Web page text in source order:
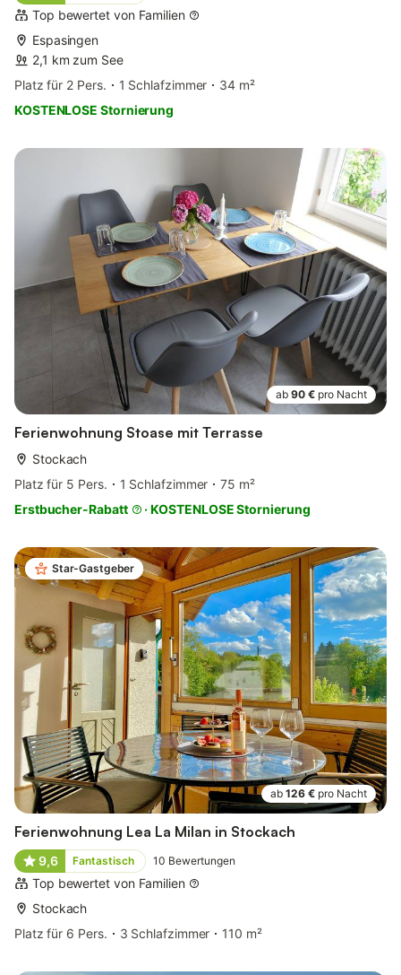
Top bewertet von Familien
Espasingen
2,1 km zum See
Platz für 2 Pers.
1 Schlafzimmer
34 m²
KOSTENLOSE Stornierung
ab 90 € pro Nacht
Ferienwohnung Stoase mit Terrasse
Stockach
Platz für 5 Pers.
1 Schlafzimmer
75 m²
Erstbucher-Rabatt
·KOSTENLOSE Stornierung
Star-Gastgeber
ab 126 € pro Nacht
Ferienwohnung Lea La Milan in Stockach
9,6 Fantastisch 10 Bewertungen
Top bewertet von Familien
Stockach
Platz für 6 Pers.
3 Schlafzimmer 110 m²